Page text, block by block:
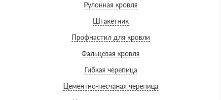
Рулонная кровля
Штакетник
Профнастил для кровли
Фальцевая кровля
Гибкая черепица
Цементно-песчаная черепица